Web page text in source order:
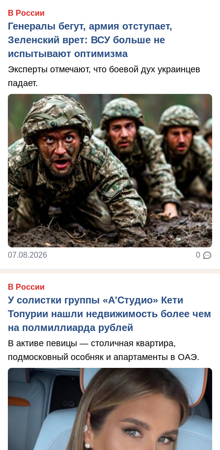
В России
Генералы бегут, армия отступает,
Зеленский врет: ВСУ больше не
испытывают оптимизма
Эксперты отмечают, что боевой дух украинцев
падает.
07.08.2026 0
В России
У солистки группы «А'Студио» Кети
Топурии нашли недвижимость более чем
на полмиллиарда рублей
В активе певицы — столичная квартира,
подмосковный особняк и апартаменты в ОАЭ.